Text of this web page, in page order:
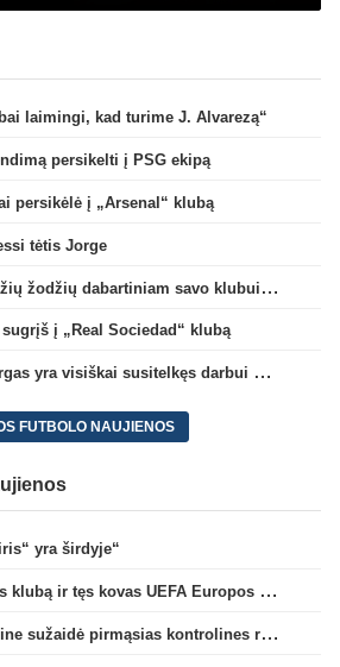
laimingi, kad turime J. Alvarezą“
persikelti į PSG ekipą
persikėlė į „Arsenal“ klubą
tėtis Jorge
X. Alonso negailėjo gražių žodžių dabartiniam savo klubui „Chelsea“
į „Real Sociedad“ klubą
L. Puccinelli: „P. Hojbergas yra visiškai susitelkęs darbui Marselyje“
FUTBOLO NAUJIENOS
yra širdyje“
„Gintra“ nustelbė Rygos klubą ir tęs kovas UEFA Europos taurės atrankoje
Vaikinų U15 rinktinė Taline sužaidė pirmąsias kontrolines rungtynes